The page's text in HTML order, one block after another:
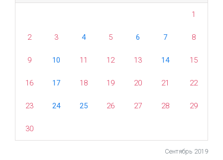
Сентябрь 2019
1
2 3 4 5 6 7 8
9 10 11 12 13 14 15
16 17 18 19 20 21 22
23 24 25 26 27 28 29
30